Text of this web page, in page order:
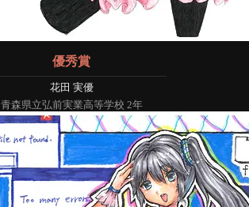
優秀賞
花田 実優
青森県立弘前実業高等学校 2年